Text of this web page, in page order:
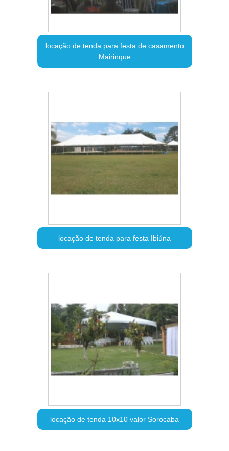
locação de tenda para festa de casamento
Mairinque
locação de tenda para festa Ibiúna
locação de tenda 10x10 valor Sorocaba